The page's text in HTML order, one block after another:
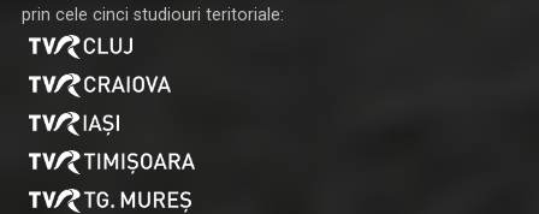
prin cele cinci studiouri teritoriale: